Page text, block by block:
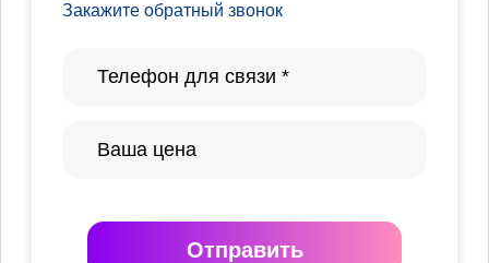
Закажите обратный звонок
Отправить